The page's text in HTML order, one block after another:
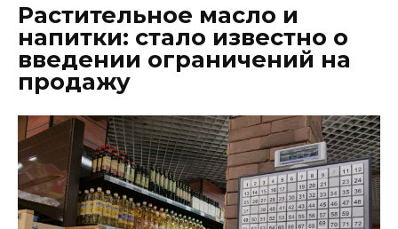
Растительное масло и
напитки: стало известно о
введении ограничений на
продажу